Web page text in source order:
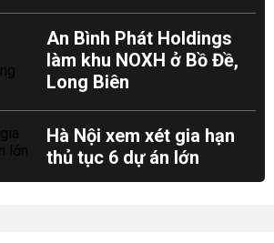
An Bình Phát Holdings
làm khu NOXH ở Bồ Đề,
Long Biên
Hà Nội xem xét gia hạn
thủ tục 6 dự án lớn